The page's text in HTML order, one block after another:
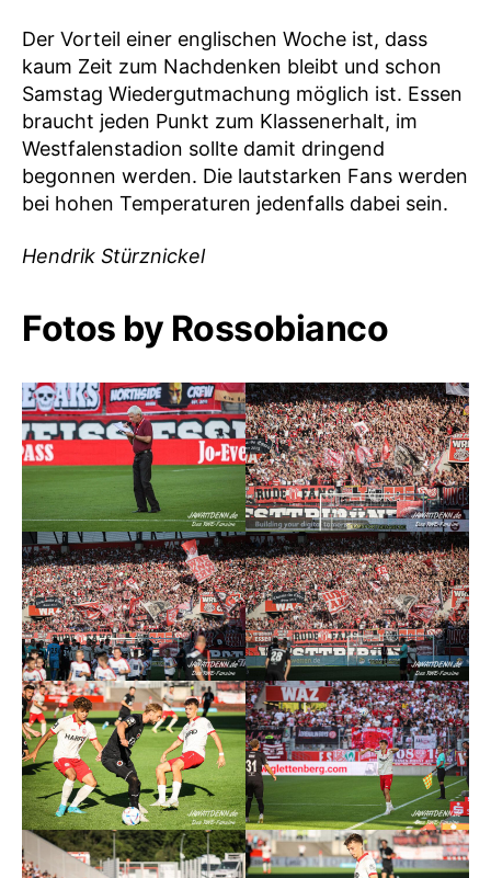
Der Vorteil einer englischen Woche ist, dass
kaum Zeit zum Nachdenken bleibt und schon
Samstag Wiedergutmachung möglich ist. Essen
braucht jeden Punkt zum Klassenerhalt, im
Westfalenstadion sollte damit dringend
begonnen werden. Die lautstarken Fans werden
bei hohen Temperaturen jedenfalls dabei sein.
Hendrik Stürznickel
Fotos by Rossobianco